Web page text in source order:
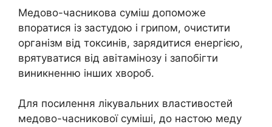
Медово-часникова суміш допоможе
впоратися із застудою і грипом, очистити
організм від токсинів, зарядитися енергією,
врятуватися від авітамінозу і запобігти
виникненню інших хвороб.
Для посилення лікувальних властивостей
медово-часникової суміші, до настою меду